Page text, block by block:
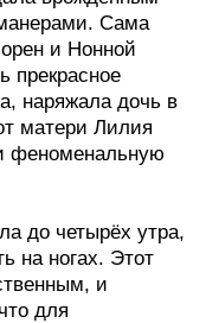
Сама
и Нонной
прекрасное
наряжала дочь в
матери Лилия
феноменальную
до четырёх утра,
на ногах. Этот
и
для